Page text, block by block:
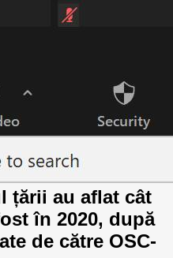
in Moldova
transparency of key
in Moldova
țării au aflat cât
în 2020, după
de către OSC-